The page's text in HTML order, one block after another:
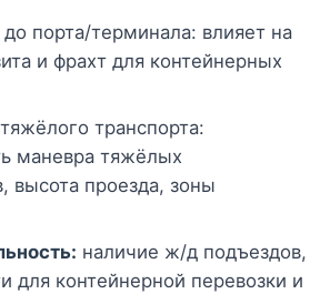
до порта/терминала: влияет на
и фрахт для контейнерных
транспорта:
маневра тяжёлых
высота проезда, зоны
наличие ж/д подъездов,
для контейнерной перевозки и